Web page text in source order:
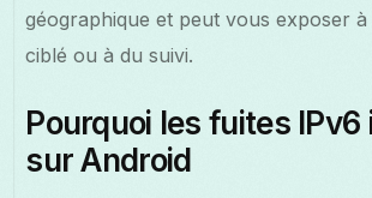
géographique et peut vous exposer
ciblé ou à du suivi.
Pourquoi les fuites
sur Android